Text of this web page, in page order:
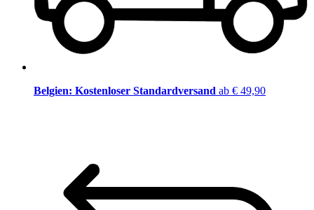
Belgien: Kostenloser Standardversand ab € 49,90